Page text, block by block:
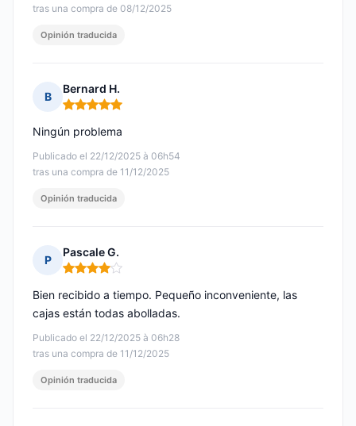
tras una compra de 08/12/2025
Opinión traducida
B
Bernard H.
Nota: 5 de 5
Publicado el 22/12/2025 à 06h54
tras una compra de 11/12/2025
Ningún problema
Opinión traducida
P
Pascale G.
Nota: 4 de 5
Publicado el 22/12/2025 à 06h28
tras una compra de 11/12/2025
Bien recibido a tiempo. Pequeño inconveniente, las
cajas están todas abolladas.
Opinión traducida